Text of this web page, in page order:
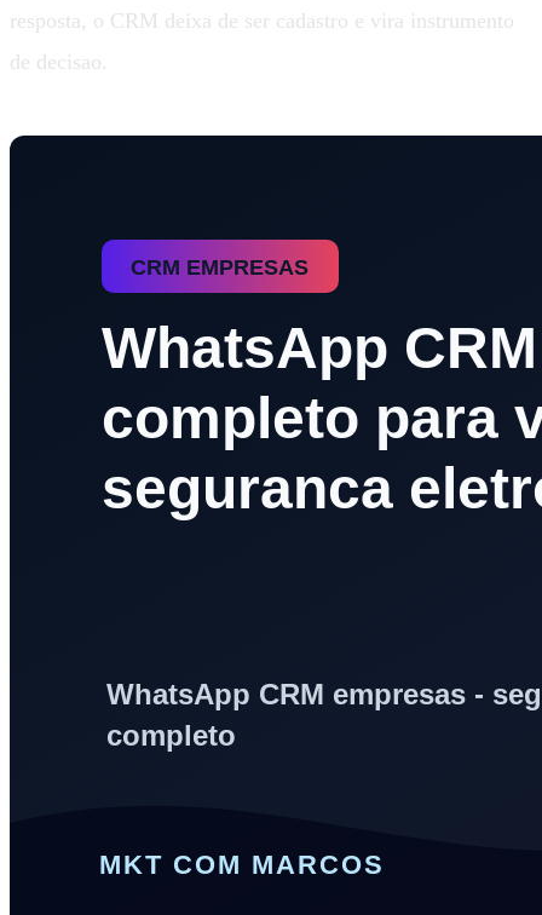
resposta, o CRM deixa de ser cadastro e vira instrumento
de decisao.